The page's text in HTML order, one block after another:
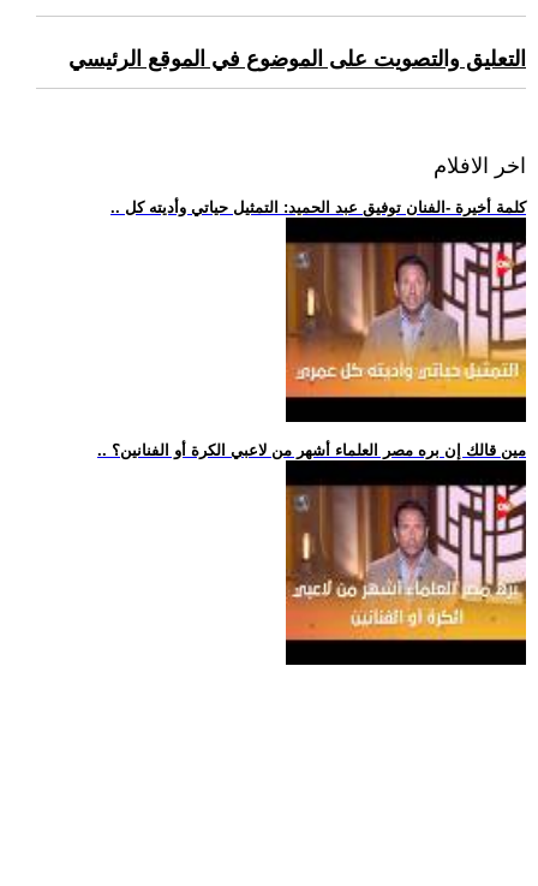
التعليق والتصويت على الموضوع في الموقع الرئيسي
اخر الافلام
.. كلمة أخيرة -الفنان توفيق عبد الحميد: التمثيل حياتي وأديته كل
.. مين قالك إن بره مصر العلماء أشهر من لاعبي الكرة أو الفنانين؟